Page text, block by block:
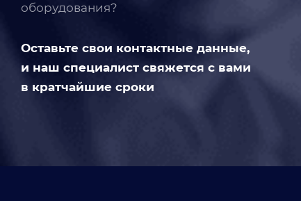
оборудования?
Оставьте свои контактные данные,
и наш специалист свяжется с вами
в кратчайшие сроки